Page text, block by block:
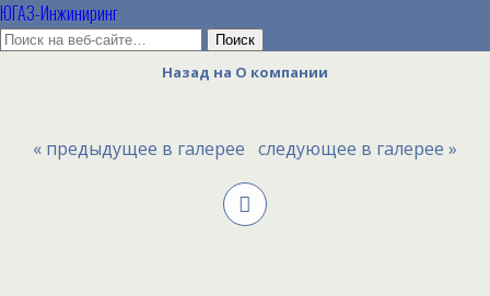
ЮГАЗ-Инжиниринг
Назад на О компании
« предыдущее в галерее следующее в галерее »